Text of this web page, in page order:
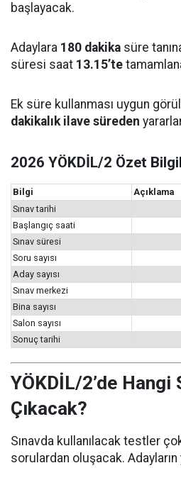
başlayacak.
Adaylara 180 dakika süre
süresi saat 13.15’te
Ek süre kullanması uygun
dakikalık ilave süreden
2026 YÖKDİL/2 Özet
Bilgi
Açıklama
Sınav tarihi
Başlangıç saati
Sınav süresi
Soru sayısı
Aday sayısı
Sınav merkezi
Bina sayısı
Salon sayısı
Sonuç tarihi
YÖKDİL/2’de Hangi
Çıkacak?
Sınavda kullanılacak testler
sorulardan oluşacak.